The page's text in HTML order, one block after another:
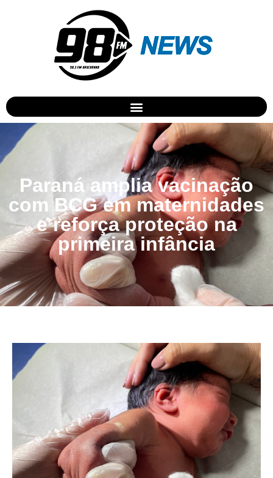
Paraná amplia vacinação
com BCG em maternidades
e reforça proteção na
primeira infância